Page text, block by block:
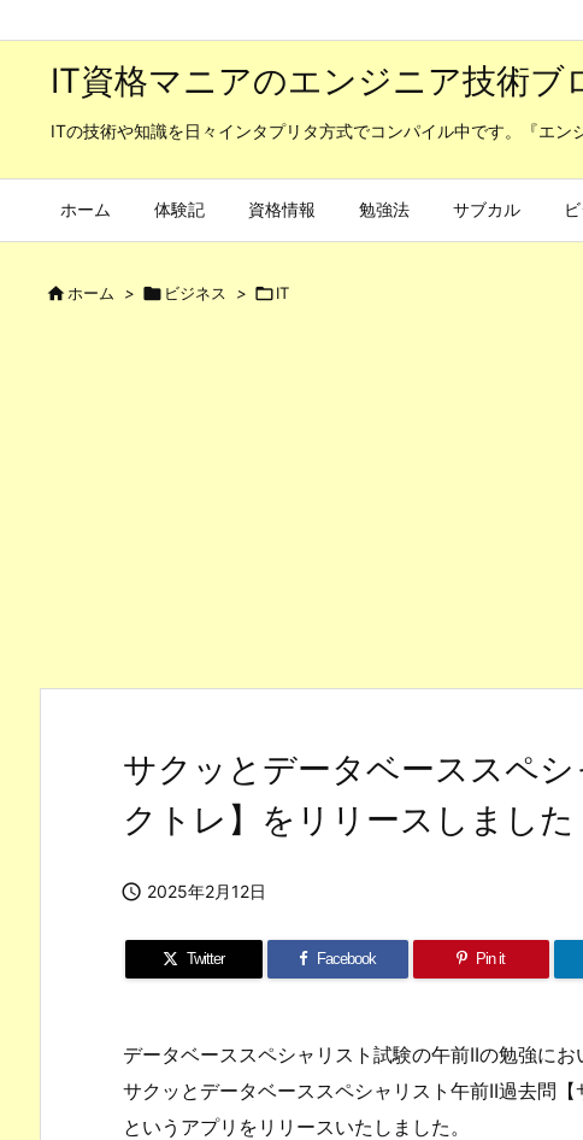
IT資格マニアのエンジニア技術ブ
ITの技術や知識を日々インタプリタ方式でコンパイル中です。『エン
ホーム 体験記 資格情報 勉強法 サブカル
ホーム >  ビジネス > IT
サクッとデータベーススペ
クトレ】をリリースしました
 2025年2月12日
Twitter Facebook Pin it
データベーススペシャリスト試験の午前IIの勉強に
サクッとデータベーススペシャリスト午前II過去問【
というアプリをリリースいたしました。